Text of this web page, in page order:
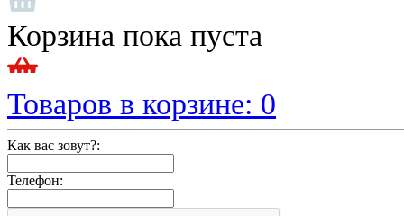
Корзина пока пуста
Товаров в корзине: 0
Как вас зовут?:
Телефон: